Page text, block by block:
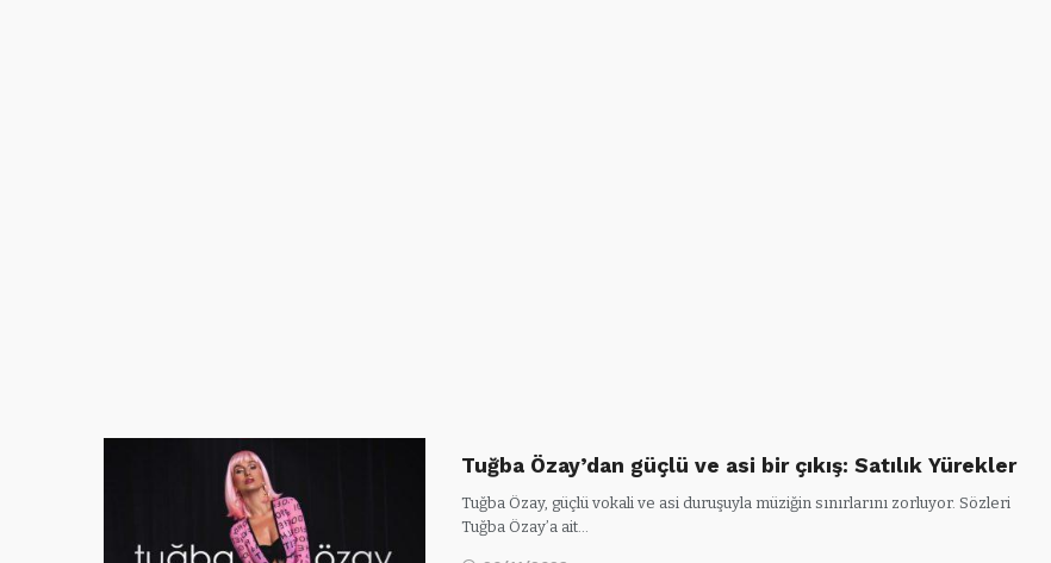
Tuğba Özay’dan güçlü ve asi bir çıkış: Satılık Yürekler
Tuğba Özay, güçlü vokali ve asi duruşuyla müziğin sınırlarını zorluyor. Sözleri
Tuğba Özay’a ait…